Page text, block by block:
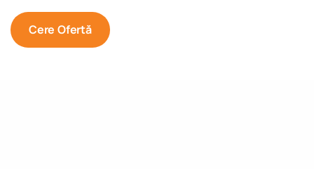
Cere Ofertă